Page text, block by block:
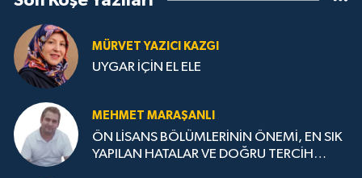
MÜRVET YAZICI KAZGI
UYGAR İÇİN EL ELE
MEHMET MARAŞANLI
ÖN LİSANS BÖLÜMLERİNİN ÖNEMİ, EN SIK
YAPILAN HATALAR VE DOĞRU TERCİH